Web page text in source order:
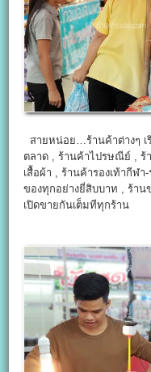
สายหน่อย…ร้านค้าต่างๆ เ
ตลาด , ร้านค้าไปรษณีย์ , ร้
เสื้อผ้า , ร้านค้ารองเท้ากีฬ
ของทุกอย่างยี่สิบบาท , ร้าน
เปิดขายกันเต็มทีทุกร้าน